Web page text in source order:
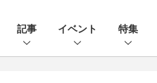
記事 イベント 特集